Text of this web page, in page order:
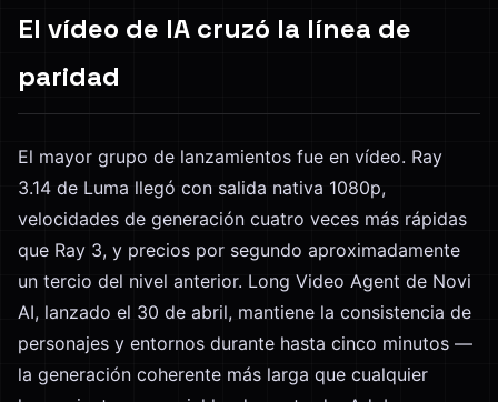
El vídeo de IA cruzó la línea de
paridad
El mayor grupo de lanzamientos fue en vídeo. Ray
3.14 de Luma llegó con salida nativa 1080p,
velocidades de generación cuatro veces más rápidas
que Ray 3, y precios por segundo aproximadamente
un tercio del nivel anterior. Long Video Agent de Novi
AI, lanzado el 30 de abril, mantiene la consistencia de
personajes y entornos durante hasta cinco minutos —
la generación coherente más larga que cualquier